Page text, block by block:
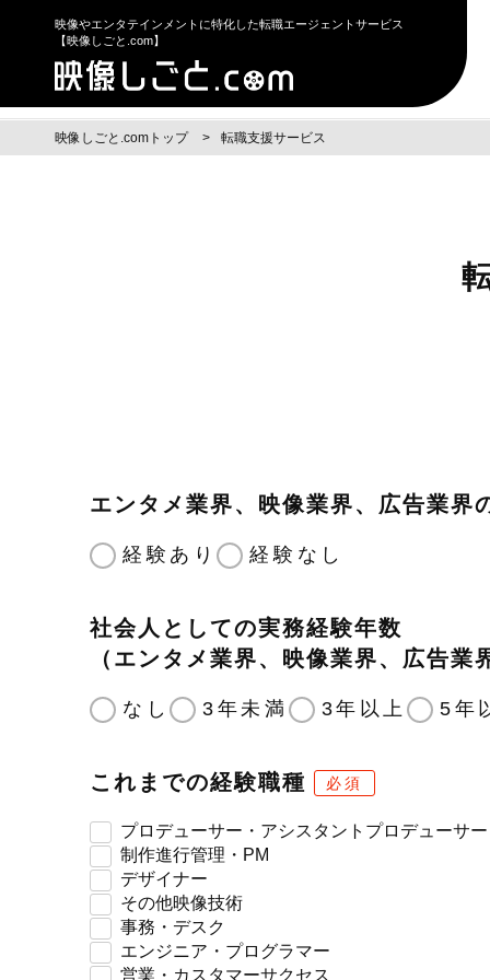
映像やエンタテインメントに特化した転職エージェントサービス
【映像しごと.com】
映像しごと.comトップ 転職支援サービス
エンタメ業界、映像業界、広告業界
経験あり 経験なし
社会人としての実務経験年数
（エンタメ業界、映像業界、広告業
なし 3年未満 3年以上 5年
これまでの経験職種 必須
プロデューサー・アシスタントプロデューサー
制作進行管理・PM
デザイナー
その他映像技術
事務・デスク
エンジニア・プログラマー
営業・カスタマーサクセス